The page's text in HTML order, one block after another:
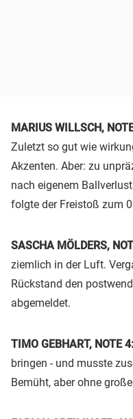
MARIUS WILLSCH,
Zuletzt so gut wie
Akzenten. Aber: zu
nach eigenem
folgte der Freistoß zum
SASCHA MÖLDERS,
ziemlich in der Luft.
Rückstand den
abgemeldet.
TIMO GEBHART, NOTE 4:
bringen - und musste
Bemüht, aber ohne